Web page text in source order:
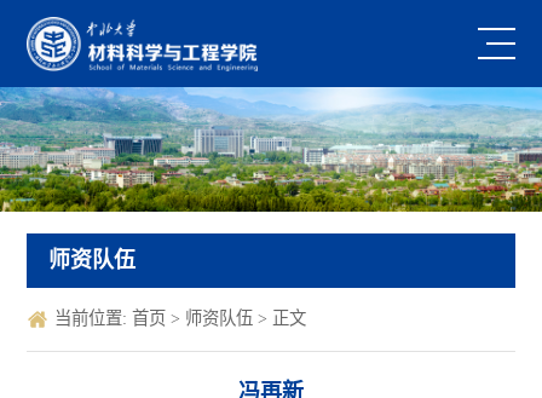
师资队伍
当前位置: 首页 > 师资队伍 > 正文
冯再新